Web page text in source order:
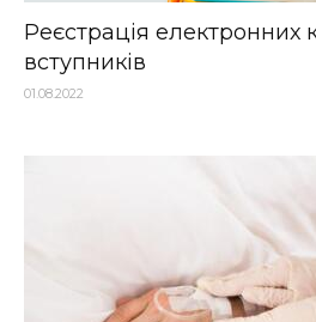
Реєстрація електронних
вступників
01.08.2022